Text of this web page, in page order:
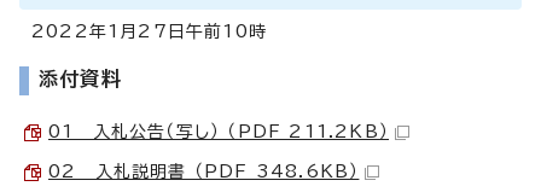
2022年1月27日午前10時
添付資料
01 入札公告（写し） （PDF 211.2KB）
02 入札説明書 （PDF 348.6KB）